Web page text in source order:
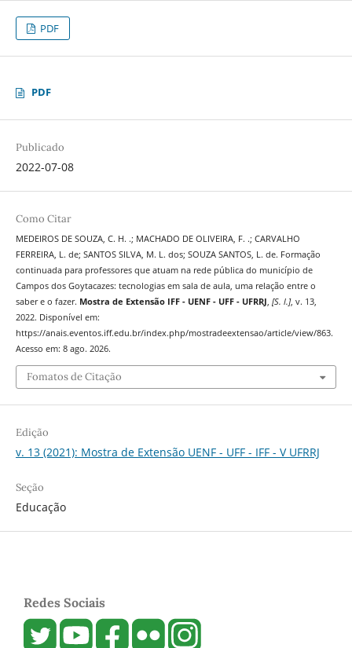
PDF
PDF
Publicado
2022-07-08
Como Citar
MEDEIROS DE SOUZA, C. H. .; MACHADO DE OLIVEIRA, F. .; CARVALHO
FERREIRA, L. de; SANTOS SILVA, M. L. dos; SOUZA SANTOS, L. de. Formação
continuada para professores que atuam na rede pública do município de
Campos dos Goytacazes: tecnologias em sala de aula, uma relação entre o
saber e o fazer. Mostra de Extensão IFF - UENF - UFF - UFRRJ, [S. l.], v. 13,
2022. Disponível em:
https://anais.eventos.iff.edu.br/index.php/mostradeextensao/article/view/863.
Acesso em: 8 ago. 2026.
Fomatos de Citação
Edição
v. 13 (2021): Mostra de Extensão UENF - UFF - IFF - V UFRRJ
Seção
Educação
Redes Sociais